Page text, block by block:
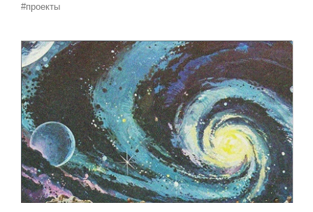
#проекты